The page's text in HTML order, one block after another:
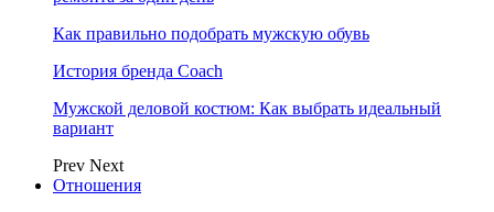
Как правильно подобрать мужскую обувь
История бренда Coach
Мужской деловой костюм: Как выбрать идеальный
вариант
Prev Next
Отношения